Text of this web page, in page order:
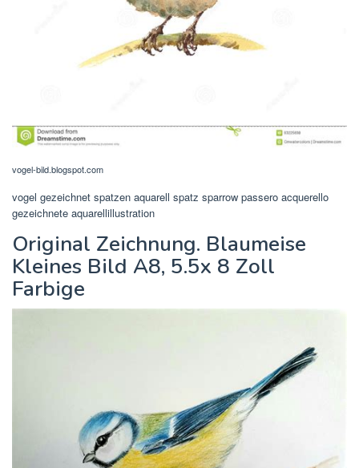
vogel-bild.blogspot.com
vogel gezeichnet spatzen aquarell spatz sparrow passero acquerello
gezeichnete aquarellillustration
Original Zeichnung. Blaumeise
Kleines Bild A8, 5.5x 8 Zoll
Farbige